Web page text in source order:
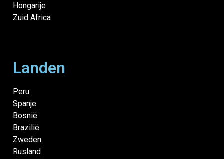
Hongarije
Zuid Africa
Landen
Peru
Spanje
Bosnië
Brazilië
Zweden
Rusland